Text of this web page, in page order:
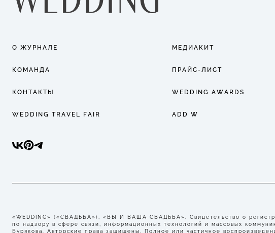
О ЖУРНАЛЕ МЕДИАКИТ
КОМАНДА ПРАЙС-ЛИСТ
КОНТАКТЫ WEDDING AWARDS
WEDDING TRAVEL FAIR ADD W
«WEDDING» («СВАДЬБА»), «ВЫ И ВАША СВАДЬБА». Свидетельство о
по надзору в сфере связи, информационных технологий и массовых
Бурякова. Авторские права защищены. Полное или частичное